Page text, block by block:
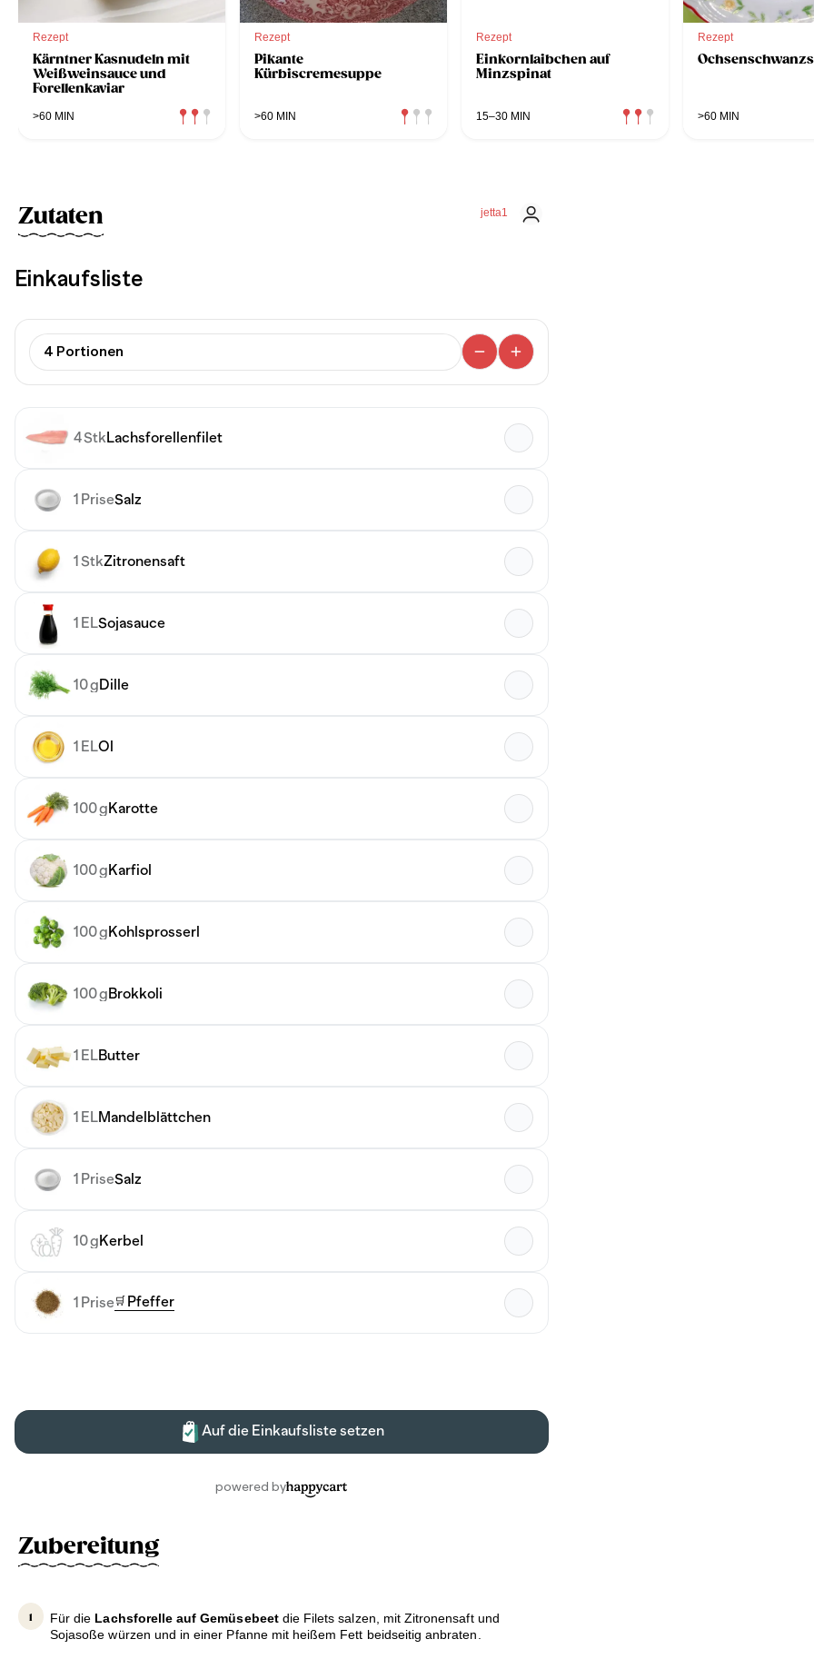
Rezept
Kärntner Kasnudeln mit
Weißweinsauce und
Forellenkaviar
>60 MIN
Rezept
Pikante
Kürbiscremesuppe
>60 MIN
Rezept
Einkornlaibchen auf
Minzspinat
15–30 MIN
Rezept
>60 MIN
jetta1
Zutaten
Zubereitung
Für die Lachsforelle auf Gemüsebeetdie Filets salzen, mit Zitronensaft und
Sojasoße würzen und in einer Pfanne mit heißem Fett beidseitig anbraten.